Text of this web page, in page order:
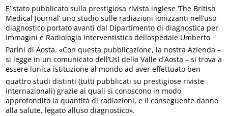
E’ stato pubblicato sulla prestigiosa rivista inglese ‘The British
Medical Journal’ uno studio sulle radiazioni ionizzanti nell’uso
diagnostico portato avanti dal Dipartimento di diagnostica per
immagini e Radiologia interventistica dellospedale Umberto
Parini di Aosta. «Con questa pubblicazione, la nostra Azienda –
si legge in un comunicato dell’Usl della Valle d’Aosta – si trova a
essere lunica istituzione al mondo ad aver effettuato ben
quattro studi distinti (tutti pubblicati su prestigiose riviste
internazionali) grazie ai quali si conoscono in modo
approfondito la quantità di radiazioni, e il conseguente danno
alla salute, legato alluso diagnostico».